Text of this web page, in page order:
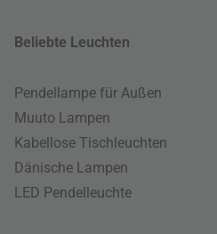
Beliebte Leuchten
Pendellampe für Außen
Muuto Lampen
Kabellose Tischleuchten
Dänische Lampen
LED Pendelleuchte